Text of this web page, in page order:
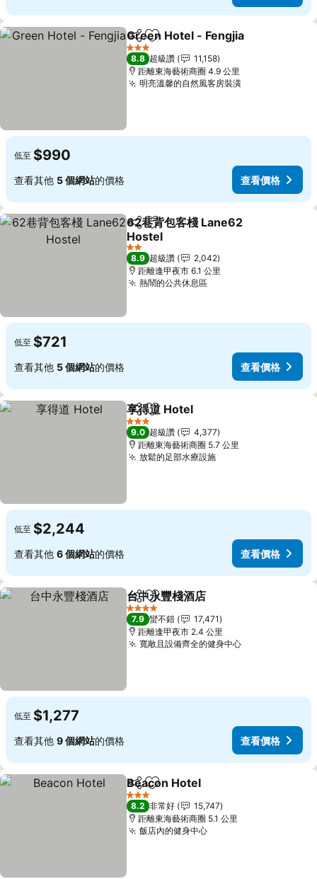
分享 加入我的最愛
Green Hotel - Fengjia
3 星級
8.8 超級讚
11,158
距離東海藝術商圈 4.9 公里
明亮溫馨的自然風客房裝潢查看價格
低至 $990
查看其他 5 個網站的價格 查看價格
分享 加入我的最愛
62巷背包客棧 Lane62
Hostel
查看價格
2 星級
8.9 超級讚
2,042
距離逢甲夜市 6.1 公里
熱鬧的公共休息區查看價格
低至 $721
查看其他 5 個網站的價格 查看價格
分享 加入我的最愛
享得道 Hotel
3 星級
9.0 超級讚
4,377
距離東海藝術商圈 5.7 公里
放鬆的足部水療設施查看價格
低至 $2,244
查看其他 6 個網站的價格 查看價格
分享 加入我的最愛
台中永豐棧酒店
4 星級
7.9 蠻不錯
17,471
距離逢甲夜市 2.4 公里
寬敞且設備齊全的健身中心查看價格
低至 $1,277
查看其他 9 個網站的價格 查看價格
分享 加入我的最愛
Beacon Hotel
3 星級
8.2 非常好
15,747
距離東海藝術商圈 5.1 公里
飯店內的健身中心查看價格